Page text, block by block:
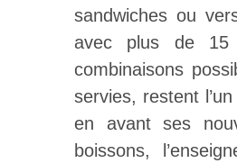
sandwiches ou
avec plus de 15
combinaisons
servies, restent
en avant ses
boissons,